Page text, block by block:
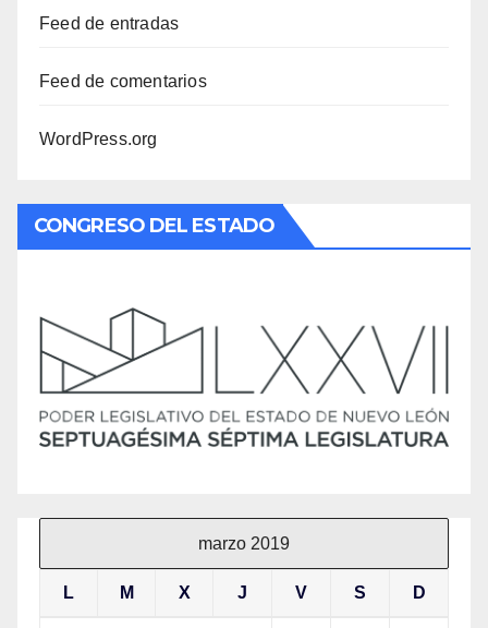
Feed de entradas
Feed de comentarios
WordPress.org
CONGRESO DEL ESTADO
marzo 2019
L M X J V S D